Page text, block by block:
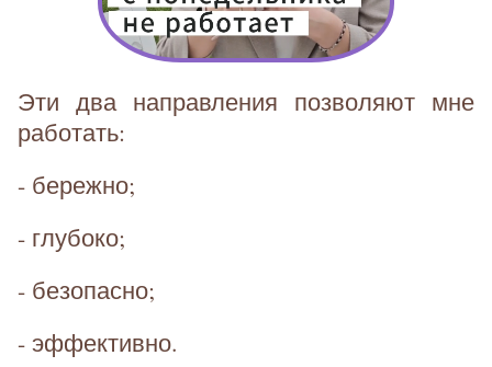
Эти два направления позволяют мне
работать:
- бережно;
- глубоко;
- безопасно;
- эффективно.